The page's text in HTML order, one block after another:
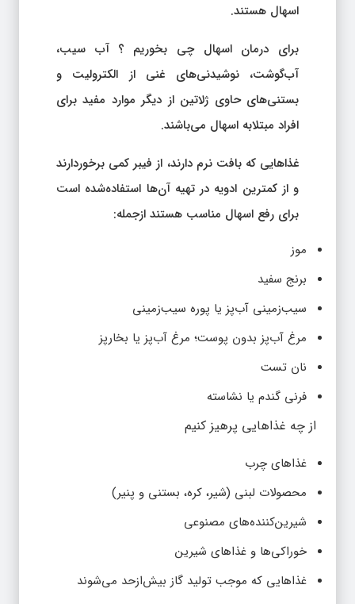
اسهال هستند.
برای درمان اسهال چی بخوریم ؟ آب سیب،
آب‌گوشت، نوشیدنی‌های غنی از الکترولیت و
بستنی‌های حاوی ژلاتین از دیگر موارد مفید برای
افراد مبتلابه اسهال می‌باشند.
غذاهایی که بافت نرم دارند، از فیبر کمی برخوردارند
و از کمترین ادویه در تهیه آن‌ها استفاده‌شده است
برای رفع اسهال مناسب هستند ازجمله:
موز
برنج سفید
سیب‌زمینی آب‌پز یا پوره سیب‌زمینی
مرغ آب‌پز بدون پوست؛ مرغ آب‌پز یا بخارپز
نان تست
فرنی گندم یا نشاسته
از چه غذاهایی پرهیز کنیم
غذاهای چرب
محصولات لبنی (شیر، کره، بستنی و پنیر)
شیرین‌کننده‌های مصنوعی
خوراکی‌ها و غذاهای شیرین
غذاهایی که موجب تولید گاز بیش‌ازحد می‌شوند